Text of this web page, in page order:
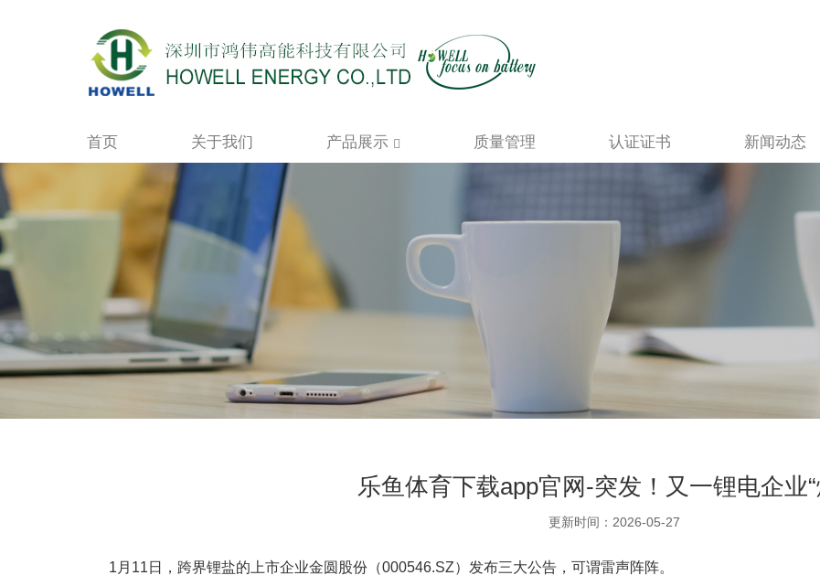
首页 关于我们 产品展示 质量管理 认证证书 新闻动态
乐鱼体育下载app官网-突发！又一锂电企业“
更新时间：2026-05-27
1月11日，跨界锂盐的上市企业金圆股份（000546.SZ）发布三大公告，可谓雷声阵阵。